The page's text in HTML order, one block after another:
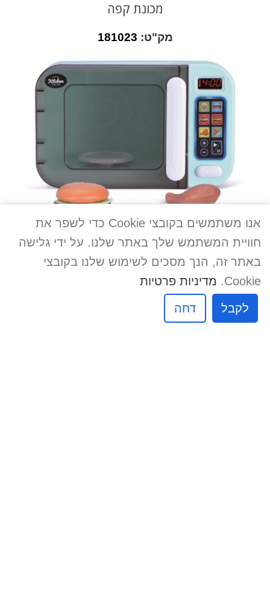
מכונת קפה
מק"ט: 181023
הוסף להצעת מחיר
מיקרוגל איכותי
אנו משתמשים בקובצי Cookie כדי לשפר את
חוויית המשתמש שלך באתר שלנו. על ידי גלישה
באתר זה, הנך מסכים לשימוש שלנו בקובצי
Cookie.
מדיניות פרטיות
לקבל דחה